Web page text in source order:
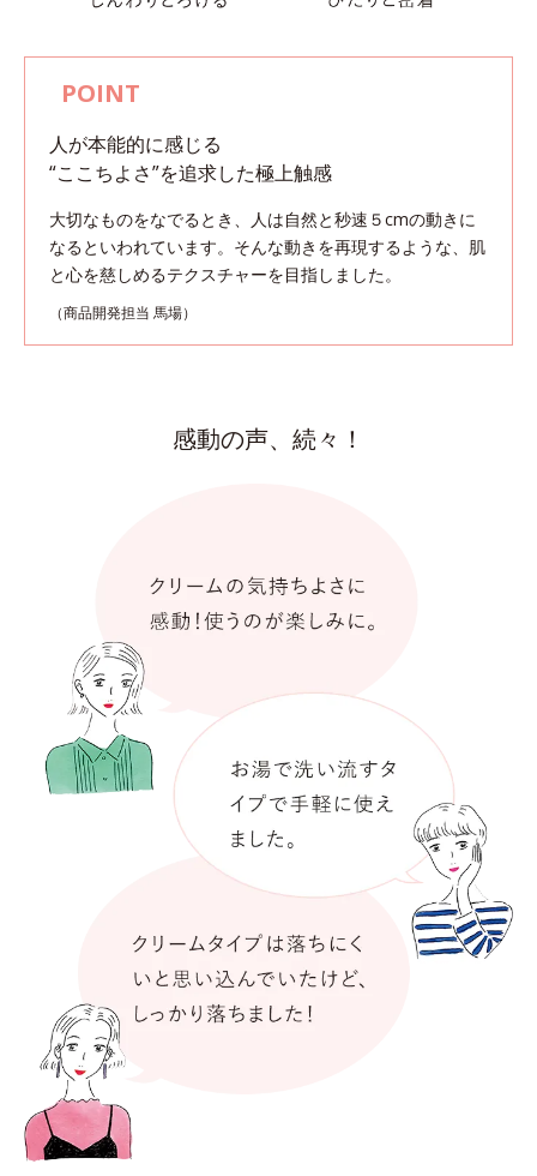
人が本能的に感じる
“ここちよさ”を追求した極上触感
大切なものをなでるとき、人は自然と秒速５cmの動きに
なるといわれています。 そんな動きを再現するような、肌
と心を慈しめるテクスチャーを目指しました。
（商品開発担当 馬場）
感動の声、続々！